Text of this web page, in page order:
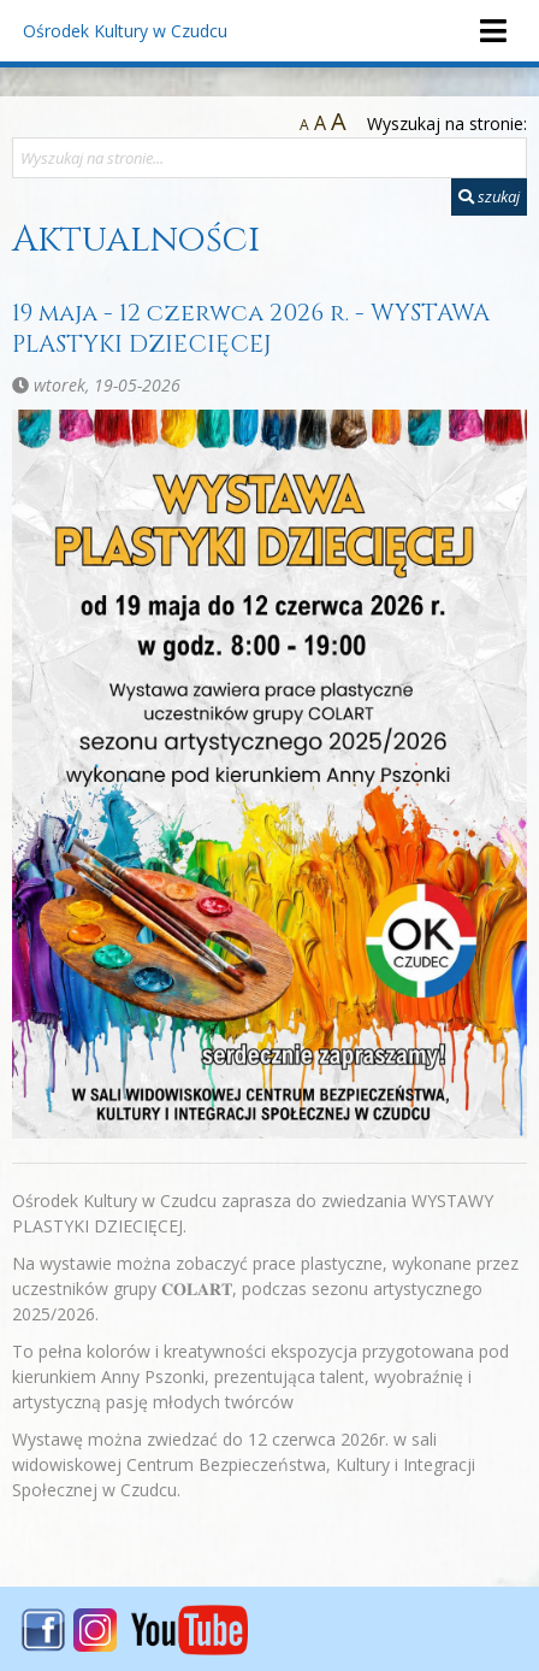
Ośrodek Kultury w Czudcu
A AA Wyszukaj na stronie:
szukaj
Aktualności
19 maja - 12 czerwca 2026 r. - WYSTAWA
PLASTYKI DZIECIĘCEJ
wtorek, 19-05-2026
Ośrodek Kultury w Czudcu zaprasza do zwiedzania WYSTAWY
PLASTYKI DZIECIĘCEJ.
Na wystawie można zobaczyć prace plastyczne, wykonane przez
uczestników grupy 𝐂𝐎𝐋𝐀𝐑𝐓, podczas sezonu artystycznego
2025/2026.
To pełna kolorów i kreatywności ekspozycja przygotowana pod
kierunkiem Anny Pszonki, prezentująca talent, wyobraźnię i
artystyczną pasję młodych twórców
Wystawę można zwiedzać do 12 czerwca 2026r. w sali
widowiskowej Centrum Bezpieczeństwa, Kultury i Integracji
Społecznej w Czudcu.